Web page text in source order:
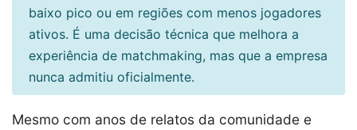
baixo pico ou em regiões com menos jogadores
ativos. É uma decisão técnica que melhora a
experiência de matchmaking, mas que a empresa
nunca admitiu oficialmente.
Mesmo com anos de relatos da comunidade e